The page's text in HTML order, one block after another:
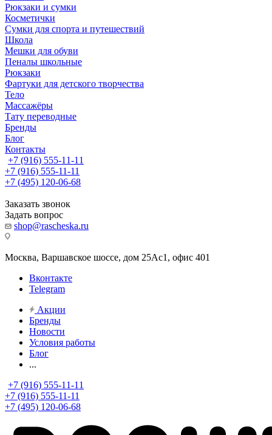
Рюкзаки и сумки
Косметички
Сумки для спорта и путешествий
Школа
Мешки для обуви
Пеналы школьные
Рюкзаки
Фартуки для детского творчества
Тело
Массажёры
Тату переводные
Бренды
Блог
Контакты
+7 (916) 555-11-11
+7 (916) 555-11-11
+7 (495) 120-06-68
Заказать звонок
Задать вопрос
shop@rascheska.ru
Москва, Варшавское шоссе, дом 25Аc1, офис 401
Вконтакте
Telegram
Акции
Бренды
Новости
Условия работы
Блог
...
+7 (916) 555-11-11
+7 (916) 555-11-11
+7 (495) 120-06-68